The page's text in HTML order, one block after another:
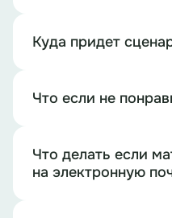
Куда придет
Что если не
Что делать если
на электронную